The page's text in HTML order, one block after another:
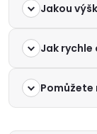
Jakou
Jak
Pomůžete